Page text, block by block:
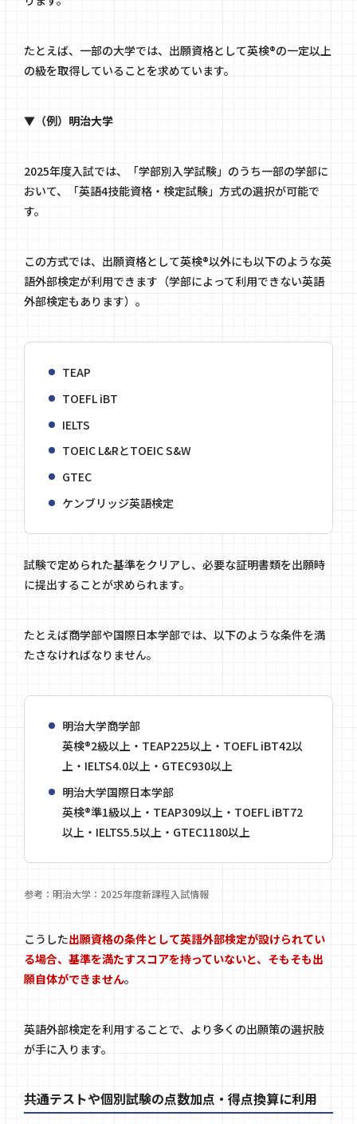
たとえば、一部の大学では、出願資格として英検®の一定以上
の級を取得していることを求めています。
▼（例）明治大学
2025年度入試では、「学部別入学試験」のうち一部の学部に
おいて、「英語4技能資格・検定試験」方式の選択が可能で
す。
この方式では、出願資格として英検®以外にも以下のような英
語外部検定が利用できます（学部によって利用できない英語
外部検定もあります）。
TEAP
TOEFL iBT
IELTS
TOEIC L&RとTOEIC S&W
GTEC
ケンブリッジ英語検定
試験で定められた基準をクリアし、必要な証明書類を出願時
に提出することが求められます。
たとえば商学部や国際日本学部では、以下のような条件を満
たさなければなりません。
明治大学商学部
英検®2級以上・TEAP225以上・TOEFL iBT42以
上・IELTS4.0以上・GTEC930以上
明治大学国際日本学部
英検®準1級以上・TEAP309以上・TOEFL iBT72
以上・IELTS5.5以上・GTEC1180以上
参考： 明治大学：2025年度新課程入試情報
こうした出願資格の条件として英語外部検定が設けられてい
る場合、基準を満たすスコアを持っていないと、そもそも出
願自体ができません。
英語外部検定を利用することで、より多くの出願策の選択肢
が手に入ります。
共通テストや個別試験の点数加点・得点換算に利用